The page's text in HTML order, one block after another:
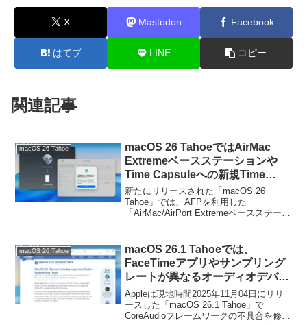
X Mastodon Facebook
はてブ LINE コピー
関連記事
macOS 26 Tahoe
macOS 26 TahoeではAirMac
Extremeベースステーションや
Time Capsuleへの新規Time
Machineバックアップが不可能と
なっており、次期macOSでは利
用できなくなるので注意を。
新たにリリースされた「macOS 26
Tahoe」では、AFPを利用した
「AirMac/AirPort Extremeベースステーシ
っています。
macOS 26 Tahoe
macOS 26.1 Tahoeでは、
FaceTimeアプリやサンプリング
レートが異なるオーディオデバイ
ス間、低サンプリングレートのオ
ーディオキャプチャが失敗する、
強いローパスフィルタが適用され
Appleは現地時間2025年11月04日にリリ
ースした「macOS 26.1 Tahoe」で
CoreAudioフレームワークの不具合を修正